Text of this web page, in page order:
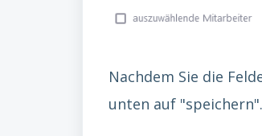
Nachdem Sie die
unten auf "speichern".